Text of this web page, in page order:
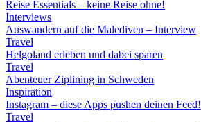
Reise Essentials – keine Reise ohne!
Interviews
Auswandern auf die Malediven – Interview
Travel
Helgoland erleben und dabei sparen
Travel
Abenteuer Ziplining in Schweden
Inspiration
Instagram – diese Apps pushen deinen Feed!
Travel